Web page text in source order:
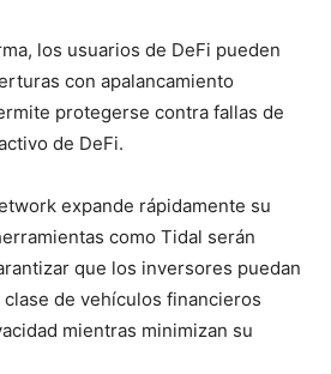
los usuarios de DeFi pueden
con apalancamiento
protegerse contra fallas de
de DeFi.
expande rápidamente su
como Tidal serán
que los inversores puedan
de vehículos financieros
mientras minimizan su